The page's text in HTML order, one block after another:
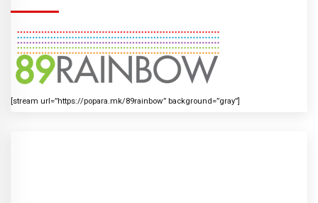
[stream url=”https://popara.mk/89rainbow” background=”gray”]